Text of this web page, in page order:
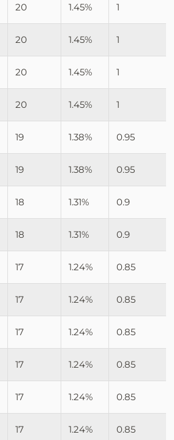
20 1.45% 1
20 1.45% 1
20 1.45% 1
20 1.45% 1
19 1.38% 0.95
19 1.38% 0.95
18 1.31% 0.9
18 1.31% 0.9
17 1.24% 0.85
17 1.24% 0.85
17 1.24% 0.85
17 1.24% 0.85
17 1.24% 0.85
17 1.24% 0.85